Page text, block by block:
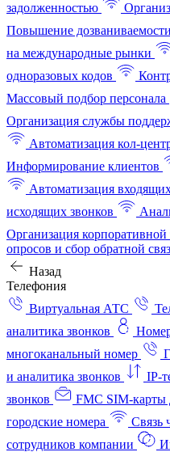
задолженностью
Повышение дозваниваемости
на международные рынки
одноразовых кодов
Массовый подбор персонала
Организация службы
Автоматизация кол-
Информирование клиентов
Автоматизация
исходящих звонков
Организация
опросов и сбор обратной
Назад
Телефония
Виртуальная АТС
аналитика звонков
многоканальный номер
и аналитика звонков
IP-
звонков
FMC SIM-карты
городские номера
Связь
сотрудников компании